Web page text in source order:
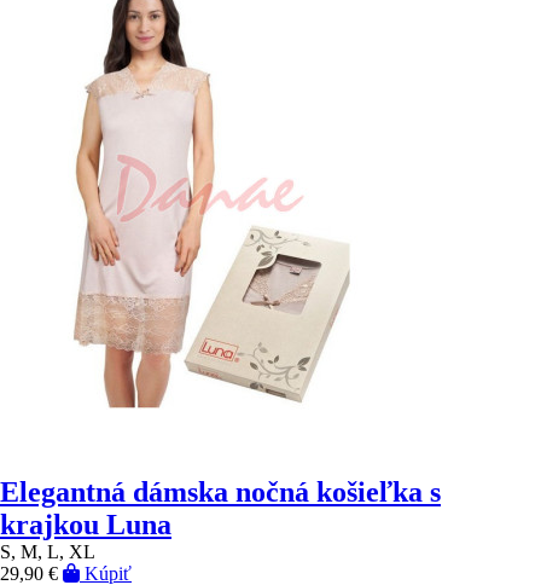
Elegantná dámska nočná košieľka s
krajkou Luna
S, M, L, XL
29,90 €
Kúpiť